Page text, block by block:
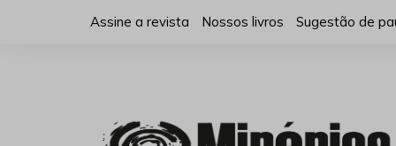
Assine a revista Nossos livros Sugestão de